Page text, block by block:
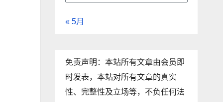
« 5月
免责声明：本站所有文章由会员即
时发表，本站对所有文章的真实
性、完整性及立场等，不负任何法